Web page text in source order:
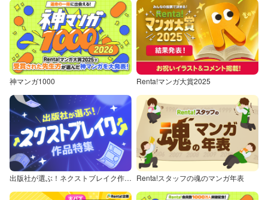
神マンガ1000 Renta!マンガ大賞2025
出版社が選ぶ！ネクストブレイク作品特集 Renta!スタッフの魂のマンガ年表